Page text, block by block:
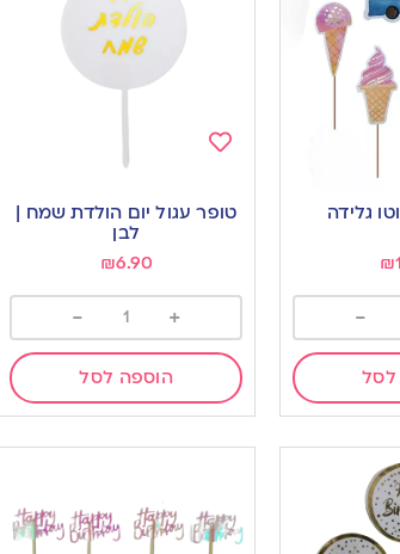
₪
-
לסל
to
טופר עגול יום הולדת שמח |
לבן
₪6.90
+
-
הוספה לסל